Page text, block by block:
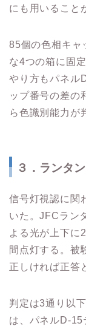
にも用いること
85個の色相キャ
な4つの箱に固
やり方もパネル
ップ番号の差の
ら色識別能力が
３．ランタ
信号灯視認に関
いた。JFCラン
よる光が上下に
間点灯する。被
正しければ正答
判定は3通り以
は、パネルD-15